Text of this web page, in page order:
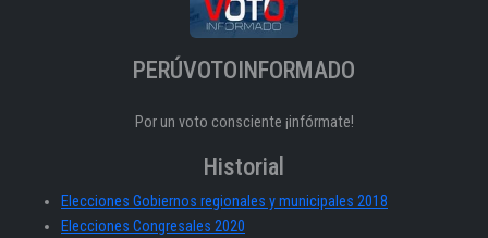
PERÚVOTOINFORMADO
Por un voto consciente ¡infórmate!
Historial
Elecciones Gobiernos regionales y municipales 2018
Elecciones Congresales 2020